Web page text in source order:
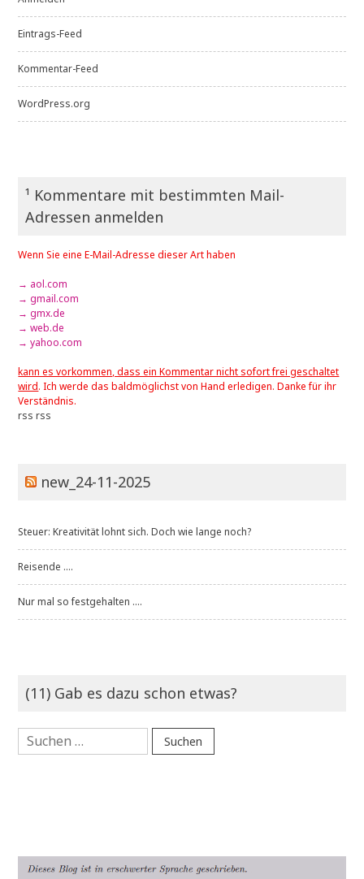
Eintrags-Feed
Kommentar-Feed
WordPress.org
¹ Kommentare mit bestimmten Mail-
Adressen anmelden
Wenn Sie eine E-Mail-Adresse dieser Art haben
→ aol.com
→ gmail.com
→ gmx.de
→ web.de
→ yahoo.com
kann es vorkommen, dass ein Kommentar nicht sofort frei geschaltet
wird. Ich werde das baldmöglichst von Hand erledigen. Danke für ihr
Verständnis.
rss rss
new_24-11-2025
Steuer: Kreativität lohnt sich. Doch wie lange noch?
Reisende ....
Nur mal so festgehalten ....
(11) Gab es dazu schon etwas?
Suchen
nach: